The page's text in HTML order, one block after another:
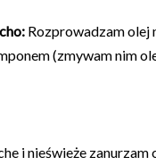
Rozprowadzam olej
(zmywam nim
i nieświeże